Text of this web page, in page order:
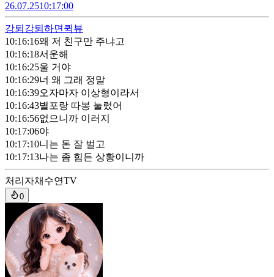
26.07.2510:17:00
강퇴 강퇴하면퀵뷰
10:16:16왜 저 친구만 주냐고
10:16:18서운해
10:16:25울 거야
10:16:29너 왜 그래 정말
10:16:39오자마자 이상형이라서
10:16:43별포랑 따봉 눌렀어
10:16:56없으니까 이러지
10:17:06야
10:17:10니는 돈 잘 벌고
10:17:13나는 좀 힘든 상황이니까
처리자채수연TV
0